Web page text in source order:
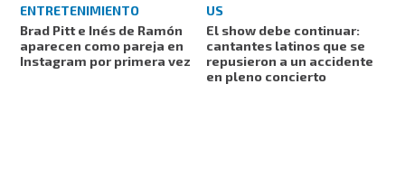
ENTRETENIMIENTO
Brad Pitt e Inés de Ramón
aparecen como pareja en
Instagram por primera vez
US
El show debe continuar:
cantantes latinos que se
repusieron a un accidente
en pleno concierto